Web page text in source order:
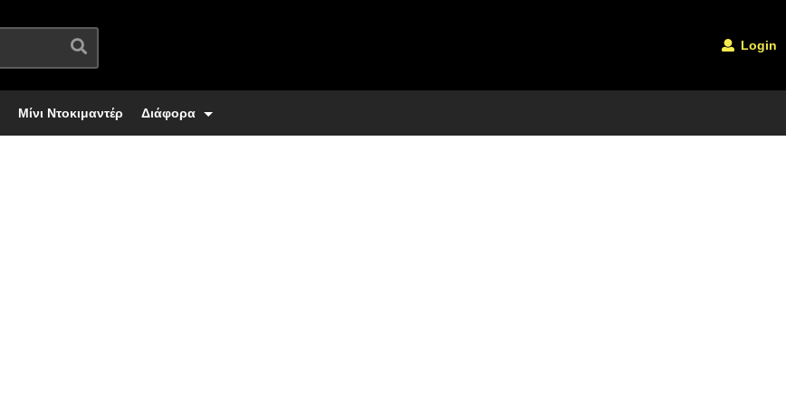
Login
Μίνι Ντοκιμαντέρ Διάφορα